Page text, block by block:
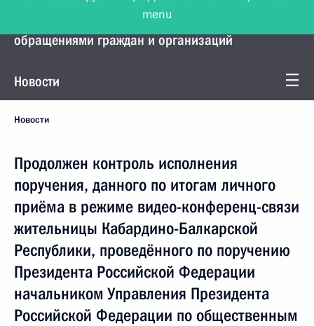
Управление Президента по работе с
обращениями граждан и организаций
Новости
Новости
Продолжен контроль исполнения
поручения, данного по итогам личного
приёма в режиме видео-конференц-связи
жительницы Кабардино-Балкарской
Республики, проведённого по поручению
Президента Российской Федерации
начальником Управления Президента
Российской Федерации по общественным
menu